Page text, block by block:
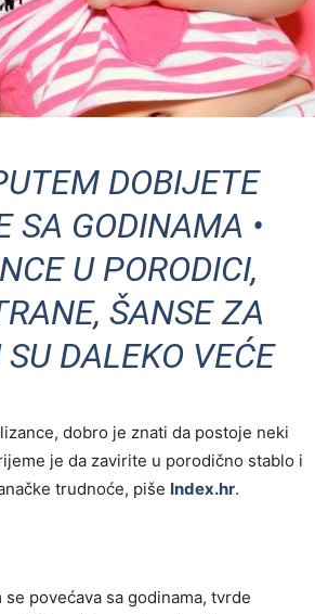
DOBIJETE
SA GODINAMA •
U PORODICI,
ŠANSE ZA
DALEKO VEĆE
dobro je znati da postoje neki
je da zavirite u porodično stablo i
trudnoće, piše Index.hr.
povećava sa godinama, tvrde